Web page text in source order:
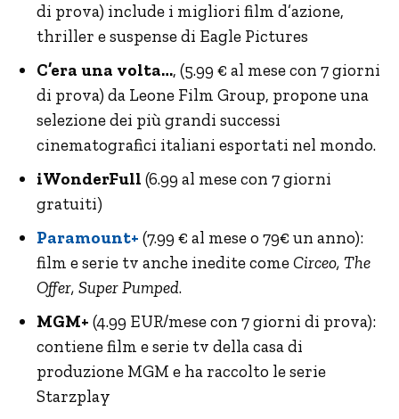
di prova) include i migliori film d’azione,
thriller e suspense di Eagle Pictures
C’era una volta…, (5.99 € al mese con 7 giorni
di prova) da Leone Film Group, propone una
selezione dei più grandi successi
cinematografici italiani esportati nel mondo.
iWonderFull (6.99 al mese con 7 giorni
gratuiti)
Paramount+ (7.99 € al mese o 79€ un anno):
film e serie tv anche inedite comeCirceo, The
Offer, Super Pumped.
MGM+ (4.99 EUR/mese con 7 giorni di prova):
contiene film e serie tv della casa di
produzione MGM e ha raccolto le serie
Starzplay